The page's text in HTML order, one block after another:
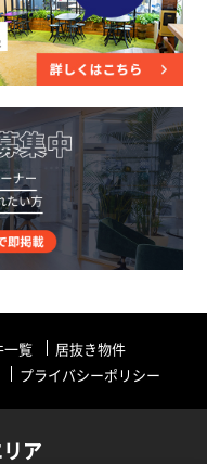
一覧
居抜き物件
プライバシーポリシー
ア